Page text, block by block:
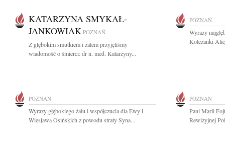
KATARZYNA SMYKAŁ-
JANKOWIAK POZNAŃ
Z głębokim smutkiem i żalem przyjęliśmy
wiadomość o śmierci: dr n. med. Katarzyny...
POZNAŃ
Wyrazy
Koleżanki
POZNAŃ
Wyrazy głębokiego żalu i współczucia dla Ewy i
Wiesława Osińskich z powodu straty Syna...
POZNAŃ
Pani Marii
Rewizyjnej